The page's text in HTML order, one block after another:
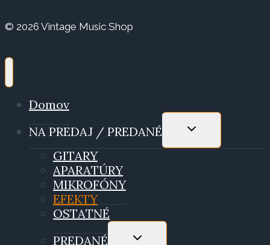
© 2026 Vintage Music Shop
Domov
NA PREDAJ / PREDANÉ
TOGGLE
MENU
GITARY
APARATÚRY
MIKROFÓNY
EFEKTY
OSTATNÉ
PREDANÉ
TOGGLE